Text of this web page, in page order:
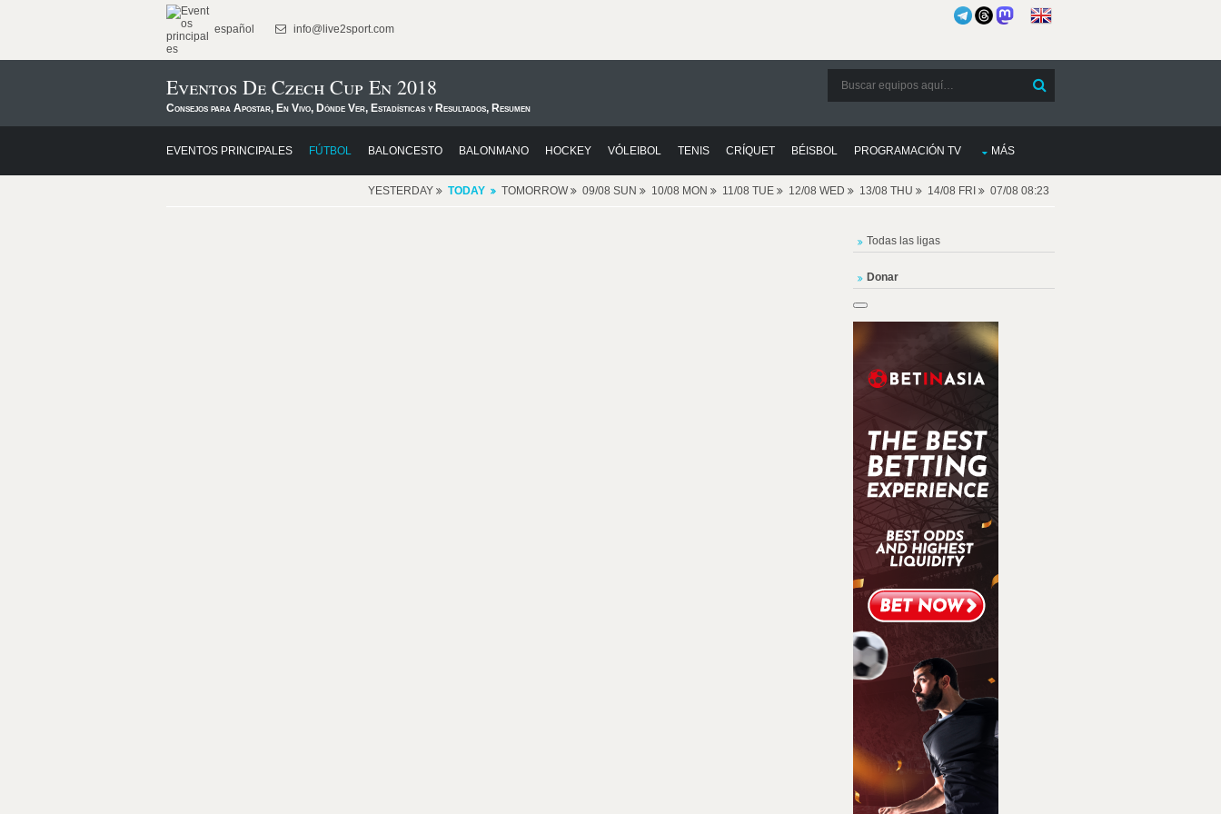
español info@live2sport.com
Eventos De Czech Cup En 2018
Consejos para Apostar, En Vivo, Dónde Ver, Estadísticas y Resultados, Resumen
EVENTOS PRINCIPALES FÚTBOL BALONCESTO BALONMANO HOCKEY VÓLEIBOL TENIS CRÍQUET BÉISBOL PROGRAMACIÓN TV MÁS
YESTERDAY TODAY TOMORROW 09/08 SUN 10/08 MON 11/08 TUE 12/08 WED 13/08 THU 14/08 FRI 07/08 08:23
Todas las ligas
Donar